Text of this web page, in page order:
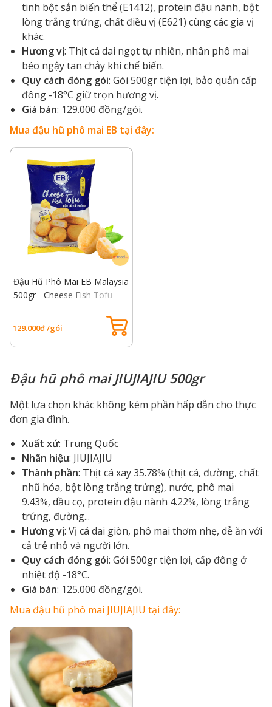
tinh bột sắn biến thể (E1412), protein đậu nành, bột
lòng trắng trứng, chất điều vị (E621) cùng các gia vị
khác.
Hương vị: Thịt cá dai ngọt tự nhiên, nhân phô mai
béo ngậy tan chảy khi chế biến.
Quy cách đóng gói: Gói 500gr tiện lợi, bảo quản cấp
đông -18°C giữ trọn hương vị.
Giá bán: 129.000 đồng/gói.
Mua đậu hũ phô mai EB tại đây:
Đậu Hũ Phô Mai EB Malaysia
500gr - Cheese Fish Tofu
129.000đ /gói
Đậu hũ phô mai JIUJIAJIU 500gr
Một lựa chọn khác không kém phần hấp dẫn cho thực
đơn gia đình.
Xuất xứ: Trung Quốc
Nhãn hiệu: JIUJIAJIU
Thành phần: Thịt cá xay 35.78% (thịt cá, đường, chất
nhũ hóa, bột lòng trắng trứng), nước, phô mai
9.43%, dầu cọ, protein đậu nành 4.22%, lòng trắng
trứng, đường...
Hương vị: Vị cá dai giòn, phô mai thơm nhẹ, dễ ăn với
cả trẻ nhỏ và người lớn.
Quy cách đóng gói: Gói 500gr tiện lợi, cấp đông ở
nhiệt độ -18°C.
Giá bán: 125.000 đồng/gói.
Mua đậu hũ phô mai JIUJIAJIU tại đây: